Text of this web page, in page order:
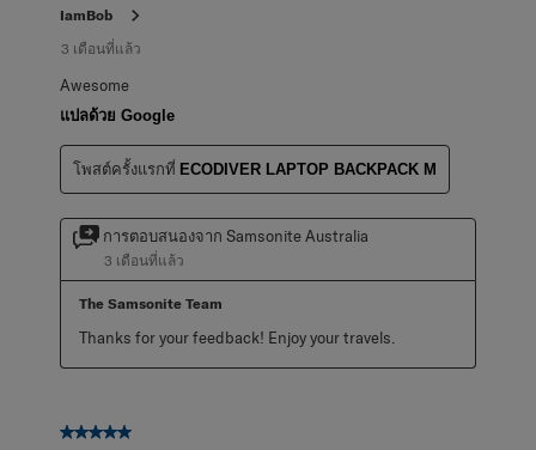
IamBob
3 เดือนที่แล้ว
Awesome
แปลด้วย Google
โพสต์ครั้งแรกที่ ECODIVER LAPTOP BACKPACK M
การตอบสนองจาก Samsonite Australia
3 เดือนที่แล้ว
The Samsonite Team
Thanks for your feedback! Enjoy your travels.
5 จาก 5 ดาว